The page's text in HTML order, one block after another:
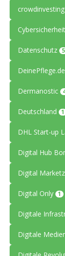
crowdinvesting
Cybersicherheit
Datenschutz 5
DeinePflege.de
Dermanostic
Deutschland 1
DHL Start-up
Digital Hub
Digital Marketz
Digital Only 1
Digitale
Digitale